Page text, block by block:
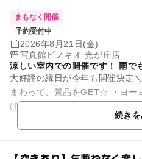
まもなく開催
予約受付中
2026年8月21日(金)
写真館ピノキオ 光が丘店
涼しい室内での開催です！ 雨で
大好評の縁日が今年も開催決定＼(^o^)／ １人1回
まわって、景品をGET☆ ・ヨー
続き